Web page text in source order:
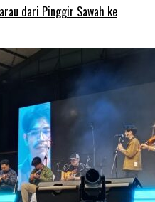
dari Pinggir Sawah ke